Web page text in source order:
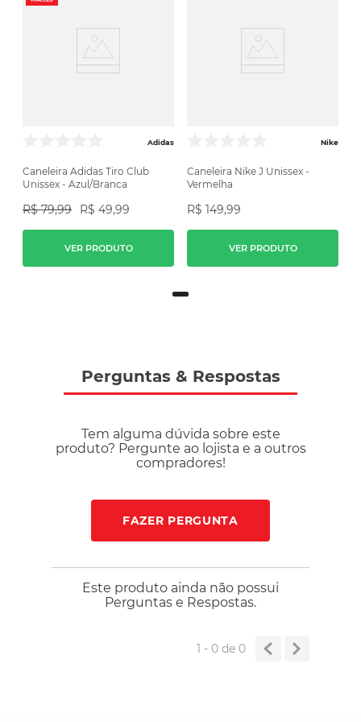
Adidas
Caneleira Adidas Tiro Club
Unissex - Azul/Branca
R$ 79,99 R$ 49,99
VER PRODUTO
Nike
Caneleira Nike J Unissex -
Vermelha
R$ 149,99
VER PRODUTO
Perguntas & Respostas
Tem alguma dúvida sobre este
produto? Pergunte ao lojista e a outros
compradores!
FAZER PERGUNTA
Este produto ainda não possui
Perguntas e Respostas.
1 - 0de 0